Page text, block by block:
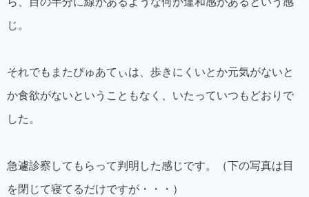
じ。
それでもまたぴゅあてぃは、歩きにくいとか元気がないと
か食欲がないということもなく、いたっていつもどおりで
した。
急遽診察してもらって判明した感じです。（下の写真は目
を閉じて寝てるだけですが・・・）